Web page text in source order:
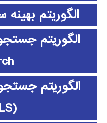
الگوریتم
الگوریتم
(GELS)